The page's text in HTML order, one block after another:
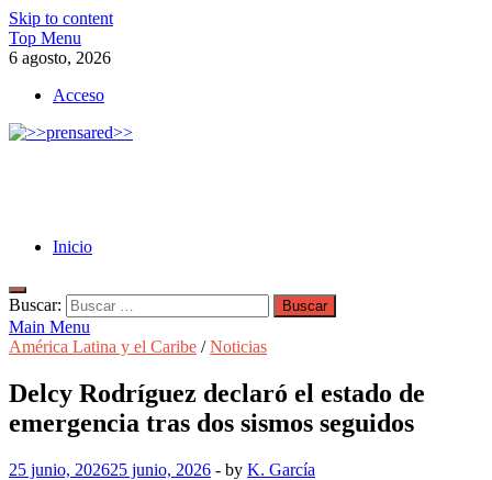
Skip to content
Top Menu
6 agosto, 2026
Acceso
Inicio
Buscar:
Main Menu
América Latina y el Caribe /Noticias
Delcy Rodríguez declaró el estado de
emergencia tras dos sismos seguidos
25 junio, 202625 junio, 2026 - by K. García